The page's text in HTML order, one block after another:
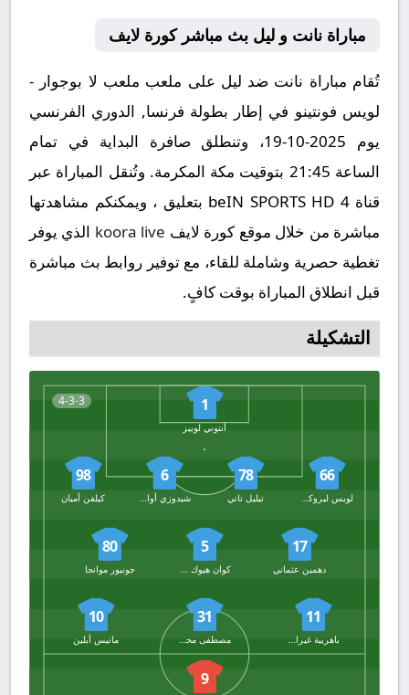
مباراة نانت و ليل بث مباشر كورة لايف
تُقام مباراة نانت ضد ليل على ملعب ملعب لا بوجوار -
لويس فونتينو في إطار بطولة فرنسا, الدوري الفرنسي
يوم 2025-10-19، وتنطلق صافرة البداية في تمام
الساعة 21:45 بتوقيت مكة المكرمة. وتُنقل المباراة عبر
قناة beIN SPORTS HD 4 بتعليق ، ويمكنكم مشاهدتها
مباشرة من خلال موقع كورة لايف koora live الذي يوفر
تغطية حصرية وشاملة للقاء، مع توفير روابط بث مباشرة
قبل انطلاق المباراة بوقت كافٍ.
التشكيلة
4-3-3 1
أنتوني لوبيز
66
لويس ليروكس
78
تيليل تاتي
6
شيدوزي أوازيم
98
كيلفن أميان
17
دهمين عثماني
5
80
جونيور موانجا
11
باهريبة غيراسي
31
مصطفى محمد
10
ماتيس أبلين
9